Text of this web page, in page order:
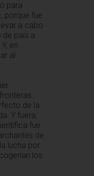
para
porque fue
a cabo
de país a
en
al
de la
Y fuera,
fue
de
lucha por
los